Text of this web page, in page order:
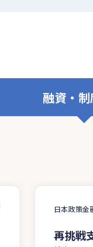
融資・
日本政策金
再挑戦